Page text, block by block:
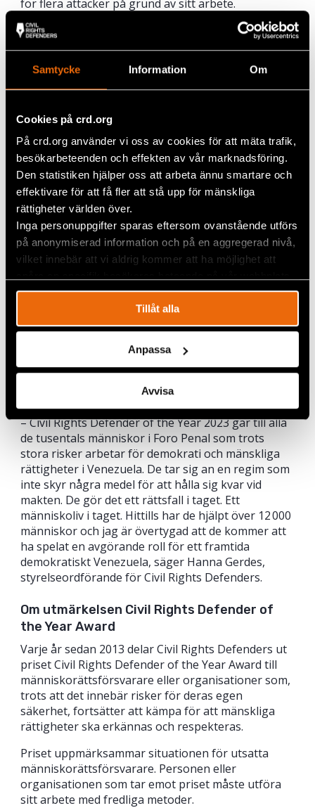
Samtycke Information Om
Cookies på crd.org
På crd.org använder vi oss av cookies för att mäta trafik,
besökarbeteenden och effekten av vår marknadsföring.
Den statistiken hjälper oss att arbeta ännu smartare och
effektivare för att få fler att stå upp för mänskliga
rättigheter världen över.
Inga personuppgifter sparas eftersom ovanstående utförs
på anonymiserad information och på en aggregerad nivå,
vilket innebär att vi aldrig kommer att ha möjlighet att
Tillåt alla
Anpassa
Avvisa
för flera attacker på grund av sitt arbete.
– Det är en utmaning. Vi arbetar i en osäker miljö,
från fysiska övergrepp till godtyckliga
arresteringar. Eller att vårt arbete kriminaliseras,
– Det som motiverar mig att fortsätta är mina barn.
Jag föddes i ett land med demokrati och min önskan
är att mina barn ska få växa upp och uppleva det.
Raquel Sánchez tillsammans med Alfredo Romero.
till Stockholm för att ta emot utmärkelsen.
– Civil Rights Defender of the Year 2023 går till alla
de tusentals människor i Foro Penal som trots
stora risker arbetar för demokrati och mänskliga
rättigheter i Venezuela. De tar sig an en regim som
inte skyr några medel för att hålla sig kvar vid
makten. De gör det ett rättsfall i taget. Ett
människoliv i taget. Hittills har de hjälpt över 12 000
människor och jag är övertygad att de kommer att
ha spelat en avgörande roll för ett framtida
demokratiskt Venezuela, säger Hanna Gerdes,
styrelseordförande för Civil Rights Defenders.
Om utmärkelsen Civil Rights Defender of
the Year Award
Varje år sedan 2013 delar Civil Rights Defenders ut
priset Civil Rights Defender of the Year Award till
människorättsförsvarare eller organisationer som,
trots att det innebär risker för deras egen
säkerhet, fortsätter att kämpa för att mänskliga
rättigheter ska erkännas och respekteras.
Priset uppmärksammar situationen för utsatta
människorättsförsvarare. Personen eller
organisationen som tar emot priset måste utföra
sitt arbete med fredliga metoder.